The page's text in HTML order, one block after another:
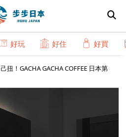
好玩 好住 好買
扭！GACHA GACHA COFFEE 日本第